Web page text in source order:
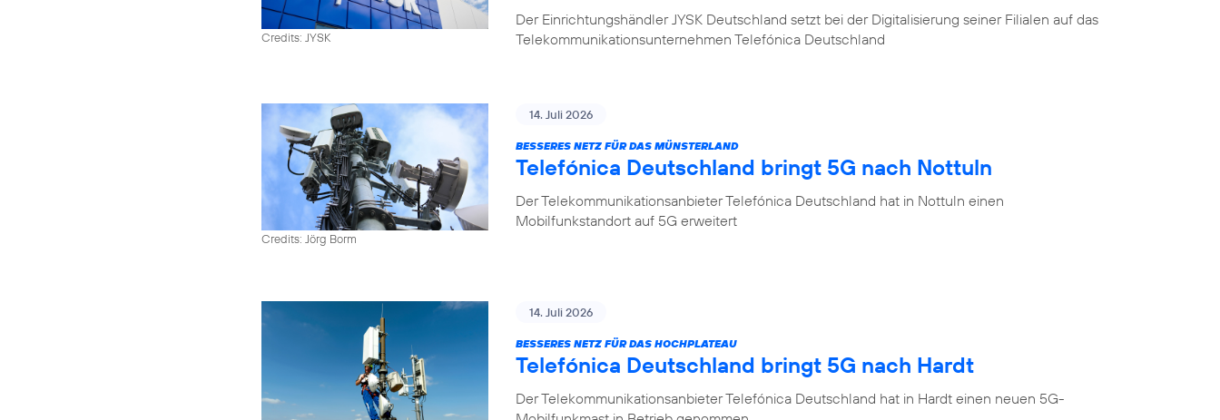
Credits: JYSK
Der Einrichtungshändler JYSK Deutschland setzt bei der Digitalisierung seiner Filialen auf das
Telekommunikationsunternehmen Telefónica Deutschland
Credits: Jörg Borm
14. Juli 2026
BESSERES NETZ FÜR DAS MÜNSTERLAND
Telefónica Deutschland bringt 5G nach Nottuln
Der Telekommunikationsanbieter Telefónica Deutschland hat in Nottuln einen
Mobilfunkstandort auf 5G erweitert
14. Juli 2026
BESSERES NETZ FÜR DAS HOCHPLATEAU
Telefónica Deutschland bringt 5G nach Hardt
Der Telekommunikationsanbieter Telefónica Deutschland hat in Hardt einen neuen 5G-